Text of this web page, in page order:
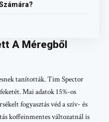
A Méregből
tanították. Tim Spector
Mai adatok 15%-os
fogyasztás véd a szív- és
koffeinmentes változatnál is